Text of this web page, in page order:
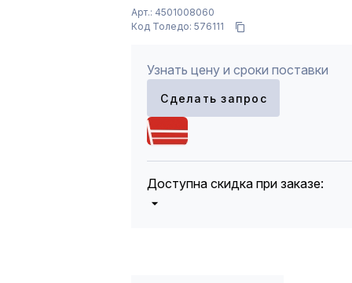
Арт.: 4501008060
Код Толедо: 576111
Узнать цену и сроки поставки
Сделать запрос
Доступна скидка при заказе: